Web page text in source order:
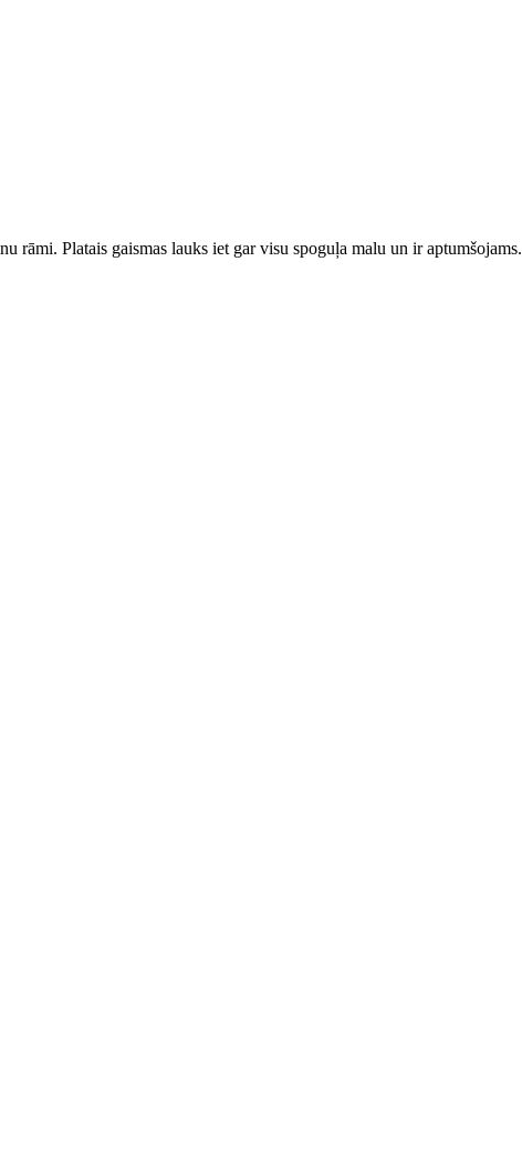
rāmi. Platais gaismas lauks iet gar visu spoguļa malu un ir aptumšojams.